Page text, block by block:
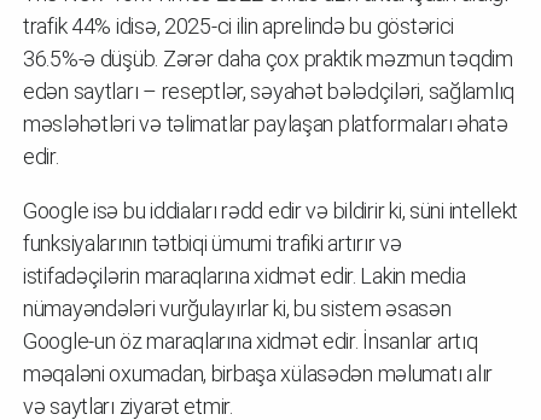
trafik 44% idisə, 2025-ci ilin aprelində bu göstərici
36.5%-ə düşüb. Zərər daha çox praktik məzmun təqdim
edən saytları – reseptlər, səyahət bələdçiləri, sağlamlıq
məsləhətləri və təlimatlar paylaşan platformaları əhatə
edir.
Google isə bu iddiaları rədd edir və bildirir ki, süni intellekt
funksiyalarının tətbiqi ümumi trafiki artırır və
istifadəçilərin maraqlarına xidmət edir. Lakin media
nümayəndələri vurğulayırlar ki, bu sistem əsasən
Google-un öz maraqlarına xidmət edir. İnsanlar artıq
məqaləni oxumadan, birbaşa xülasədən məlumatı alır
və saytları ziyarət etmir.